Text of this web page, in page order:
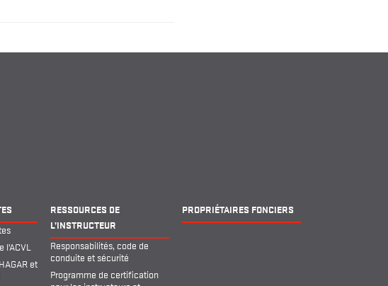
l’ACVL
et
RESSOURCES DE
L’INSTRUCTEUR
Responsabilités, code de
conduite et sécurité
Programme de certification
PROPRIÉTAIRES FONCIERS